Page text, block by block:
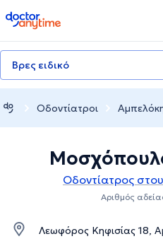
doctoranytime
Βρες ειδικό
Οδοντίατροι
Οδοντίατρος
Αριθμός
Λεωφόρος Κηφισίας 18,